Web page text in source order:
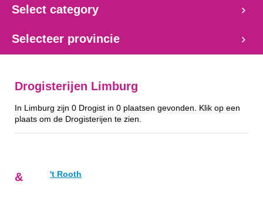
Select category
Selecteer provincie
Drogisterijen Limburg
In Limburg zijn 0 Drogist in 0 plaatsen gevonden. Klik op een
plaats om de Drogisterijen te zien.
& 't Rooth